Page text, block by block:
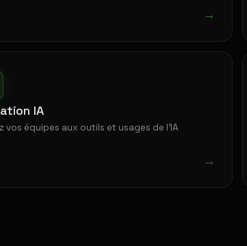
→
IA
vos équipes aux outils et usages de l'IA
→